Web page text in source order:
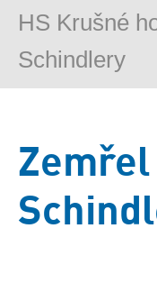
HS Krušné
Schindlery
Zemřel